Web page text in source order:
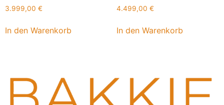
3.999,00 €
In den Warenkorb
4.499,00 €
In den Warenkorb